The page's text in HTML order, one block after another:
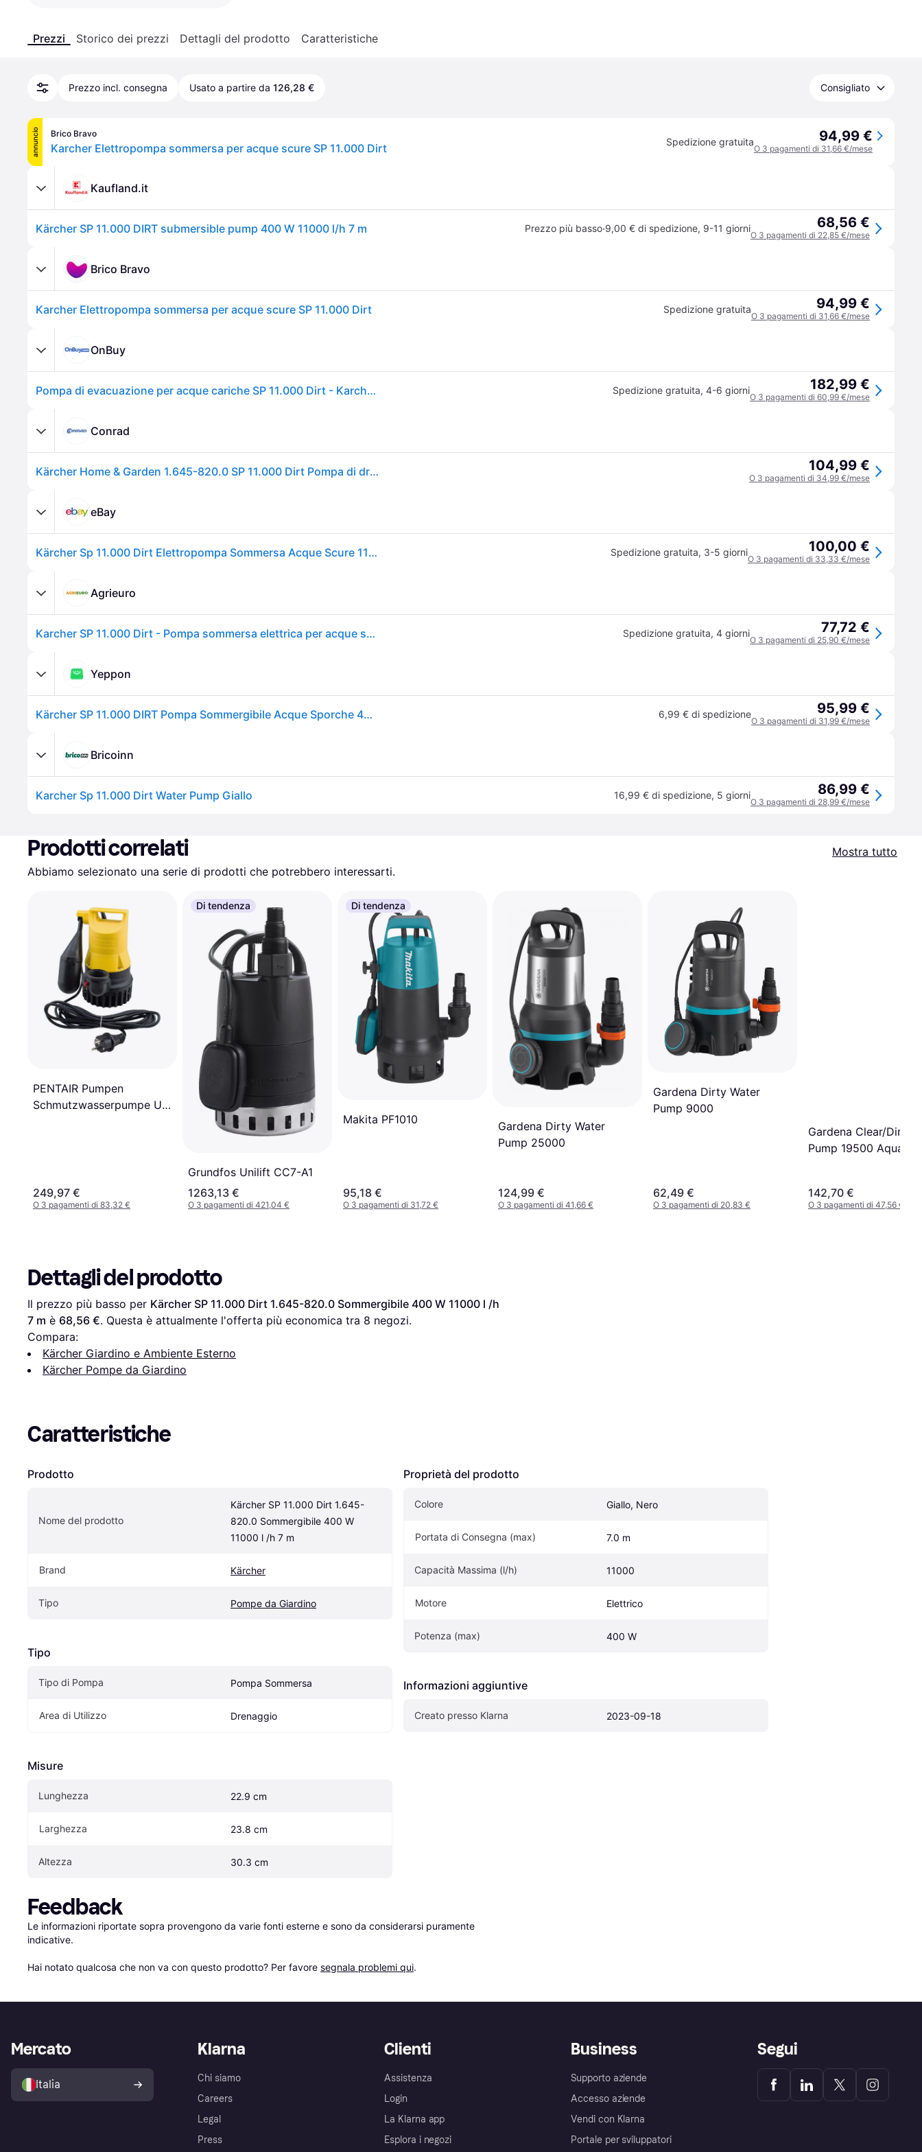
Prezzi Storico dei prezzi Dettagli del prodotto Caratteristiche
Prezzo incl. consegna Usato a partire da 126,28 € Consigliato
annuncio Brico Bravo
Karcher Elettropompa sommersa per acque scure SP 11.000 Dirt Spedizione gratuita 94,99 €
O 3 pagamenti di 31,66 €/mese
Kaufland.it
Kärcher SP 11.000 DIRT submersible pump 400 W 11000 l/h 7 m Prezzo più basso·9,00 € di spedizione, 9-11 giorni 68,56 €
O 3 pagamenti di 22,85 €/mese
Brico Bravo
Karcher Elettropompa sommersa per acque scure SP 11.000 Dirt Spedizione gratuita 94,99 €
O 3 pagamenti di 31,66 €/mese
OnBuy
Pompa di evacuazione per acque cariche SP 11.000 Dirt - Karcher - Elettrica - Interruttore a galleggiante Spedizione gratuita, 4-6 giorni 182,99 €
O 3 pagamenti di 60,99 €/mese
Conrad
Kärcher Home & Garden 1.645-820.0 SP 11.000 Dirt Pompa di drenaggio ad immersione 11000 l/h 7 m 104,99 €
O 3 pagamenti di 34,99 €/mese
eBay
Kärcher Sp 11.000 Dirt Elettropompa Sommersa Acque Scure 11000 L/h Galleggiante Spedizione gratuita, 3-5 giorni 100,00 €
O 3 pagamenti di 33,33 €/mese
Agrieuro
Karcher SP 11.000 Dirt - Pompa sommersa elettrica per acque sporche - 400 watt - 11000 l/h Spedizione gratuita, 4 giorni 77,72 €
O 3 pagamenti di 25,90 €/mese
Yeppon
Kärcher SP 11.000 DIRT Pompa Sommergibile Acque Sporche 400 W 11000 l-h 7 m interruttore galleggiante colore Nero Giallo 6,99 € di spedizione 95,99 €
O 3 pagamenti di 31,99 €/mese
Bricoinn
Karcher Sp 11.000 Dirt Water Pump Giallo 16,99 € di spedizione, 5 giorni 86,99 €
O 3 pagamenti di 28,99 €/mese
Prodotti correlati
Mostra tutto
Abbiamo selezionato una serie di prodotti che potrebbero interessarti.
PENTAIR Pumpen
Schmutzwasserpumpe U3
249,97 €
O 3 pagamenti di 83,32 €
Di tendenza
Grundfos Unilift CC7-A1
1263,13 €
O 3 pagamenti di 421,04 €
Di tendenza
Makita PF1010
95,18 €
O 3 pagamenti di 31,72 €
Gardena Dirty Water
Pump 25000
124,99 €
O 3 pagamenti di 41,66 €
Gardena Dirty Water
Pump 9000
62,49 €
O 3 pagamenti di 20,83 €
Gardena Clear/Dirty
Pump 19500
142,70 €
O 3 pagamenti di 47,56 €
Dettagli del prodotto
Il prezzo più basso per Kärcher SP 11.000 Dirt 1.645-820.0 Sommergibile 400 W 11000 l /h
7 m è 68,56 €. Questa è attualmente l'offerta più economica tra 8 negozi.
Compara:
Kärcher Giardino e Ambiente Esterno
Kärcher Pompe da Giardino
Caratteristiche
Prodotto
Nome del prodotto
Kärcher SP 11.000 Dirt 1.645-
820.0 Sommergibile 400 W
11000 l /h 7 m
Brand Kärcher
Tipo Pompe da Giardino
Tipo
Tipo di Pompa Pompa Sommersa
Area di Utilizzo Drenaggio
Misure
Lunghezza 22.9 cm
Larghezza 23.8 cm
Altezza 30.3 cm
Proprietà del prodotto
Colore Giallo, Nero
Portata di Consegna (max) 7.0 m
Capacità Massima (l/h) 11000
Motore Elettrico
Potenza (max) 400 W
Informazioni aggiuntive
Creato presso Klarna 2023-09-18
Feedback
Le informazioni riportate sopra provengono da varie fonti esterne e sono da considerarsi puramente
indicative.
Hai notato qualcosa che non va con questo prodotto? Per favore segnala problemi qui.
Klarna
Chi siamo
Careers
Legal
Press
Clienti
Assistenza
Login
La Klarna app
Esplora i negozi
Business
Supporto aziende
Accesso aziende
Vendi con Klarna
Portale per sviluppatori
Mercato
Italia
Segui